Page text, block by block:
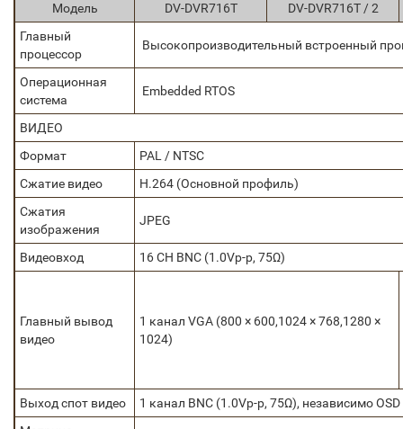
Модель DV-DVR716T
DV-DVR716T / 2
Главный
процессор
Высокопроизводительный встроенный
Операционная
система
Embedded RTOS
ВИДЕО
Формат
PAL / NTSC
Сжатие видео
H.264 (Основной профиль)
Сжатия
изображения
JPEG
Видеовход 16 CH BNC (1.0Vp-р, 75Ω)
Главный вывод
видео
1 канал VGA (800 × 600,1024 × 768,1280 ×
1024)
Выход спот видео
1 канал BNC (1.0Vp-р, 75Ω), независимо OSD